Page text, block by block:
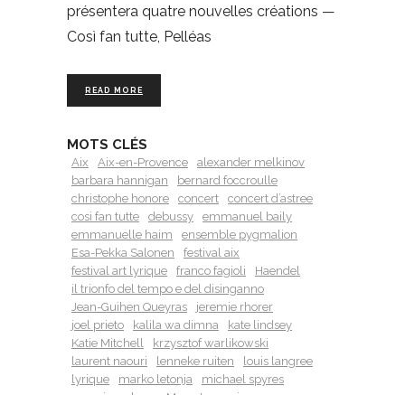
présentera quatre nouvelles créations —
Così fan tutte, Pelléas
READ MORE
MOTS CLÉS
Aix Aix-en-Provence
alexander melkinov
barbara hannigan
bernard foccroulle
christophe honore
concert
concert d’astree
cosi fan tutte
debussy
emmanuel baily
emmanuelle haim
ensemble pygmalion
Esa-Pekka Salonen
festival aix
festival art lyrique
franco fagioli
Haendel
il trionfo del tempo e del disinganno
Jean-Guihen Queyras
jeremie rhorer
joel prieto
kalila wa dimna
kate lindsey
Katie Mitchell
krzysztof warlikowski
laurent naouri
lenneke ruiten
louis langree
lyrique
marko letonja
michael spyres